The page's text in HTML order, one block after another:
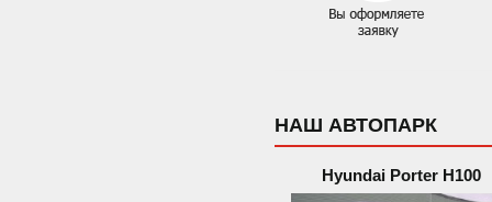
НАШ АВТОПАРК
Hyundai Porter H100